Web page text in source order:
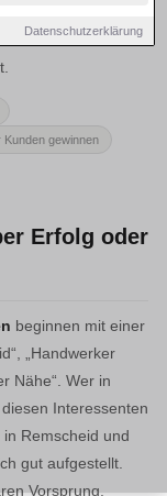
Datenschutzerklärung
Moment nicht
Kunden gewinnen
Erfolg oder
beginnen mit einer
„Handwerker
Nähe“. Wer in
Interessenten
Remscheid und
gut aufgestellt.
Vorsprung.